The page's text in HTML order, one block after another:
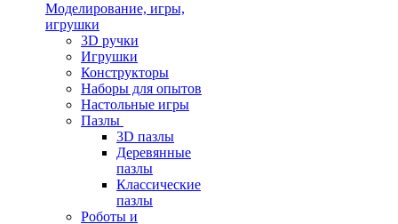
Моделирование, игры,
игрушки
3D ручки
Игрушки
Конструкторы
Наборы для опытов
Настольные игры
Пазлы
3D пазлы
Деревянные
пазлы
Классические
пазлы
Роботы и